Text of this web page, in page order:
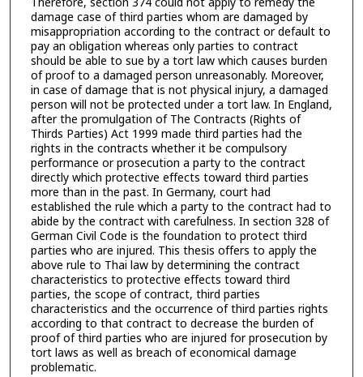
damage case of third parties whom are damaged by
misappropriation according to the contract or default to
pay an obligation whereas only parties to contract
should be able to sue by a tort law which causes burden
of proof to a damaged person unreasonably. Moreover,
in case of damage that is not physical injury, a damaged
person will not be protected under a tort law. In England,
after the promulgation of The Contracts (Rights of
Thirds Parties) Act 1999 made third parties had the
rights in the contracts whether it be compulsory
performance or prosecution a party to the contract
directly which protective effects toward third parties
more than in the past. In Germany, court had
established the rule which a party to the contract had to
abide by the contract with carefulness. In section 328 of
German Civil Code is the foundation to protect third
parties who are injured. This thesis offers to apply the
above rule to Thai law by determining the contract
characteristics to protective effects toward third
parties, the scope of contract, third parties
characteristics and the occurrence of third parties rights
according to that contract to decrease the burden of
proof of third parties who are injured for prosecution by
tort laws as well as breach of economical damage
problematic.